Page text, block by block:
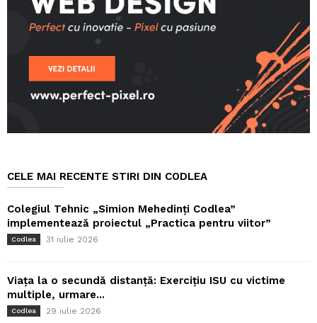
CELE MAI RECENTE STIRI DIN CODLEA
Colegiul Tehnic „Simion Mehedinți Codlea”
implementează proiectul „Practica pentru viitor”
Codlea 31 iulie 2026
Viața la o secundă distanță: Exercițiu ISU cu victime
multiple, urmare...
Codlea 29 iulie 2026